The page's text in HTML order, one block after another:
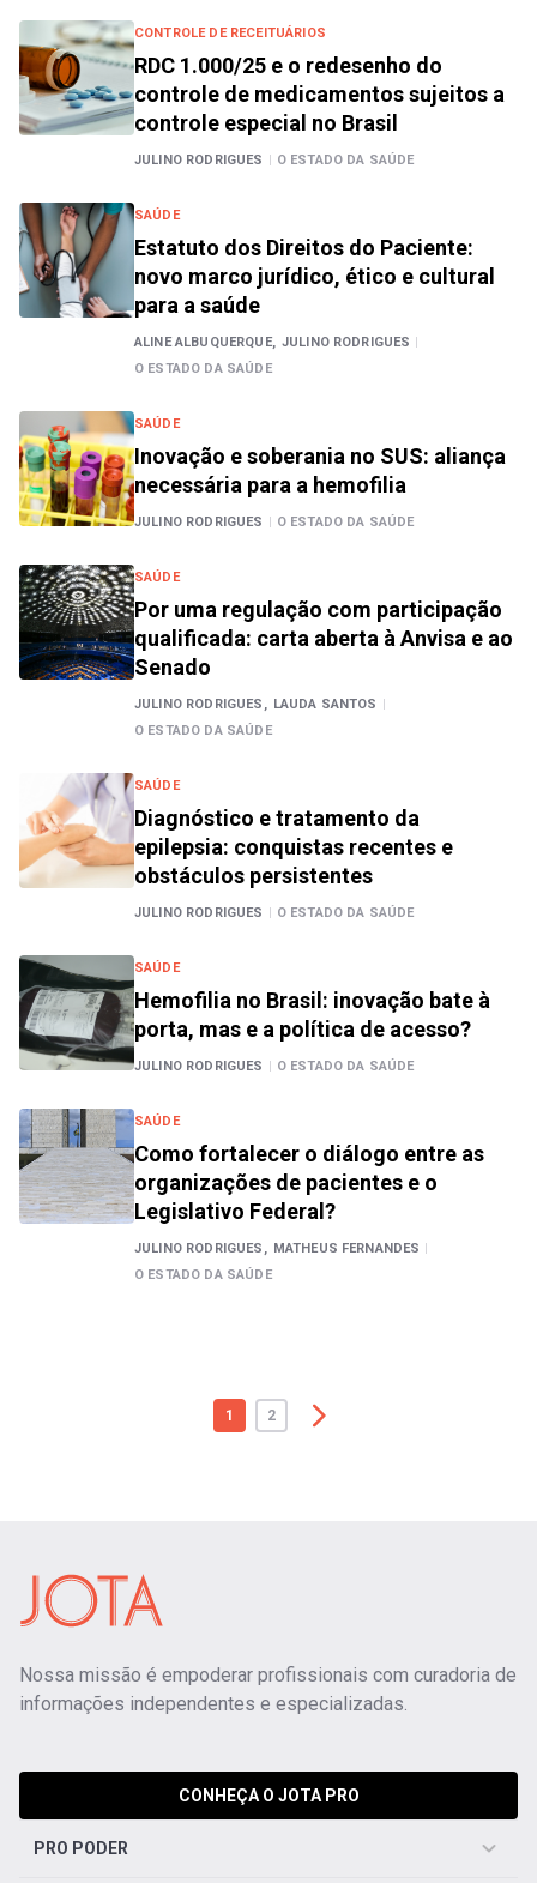
CONTROLE DE RECEITUÁRIOS
RDC 1.000/25 e o redesenho do
controle de medicamentos sujeitos a
controle especial no Brasil
JULINO RODRIGUES | O ESTADO DA SAÚDE
SAÚDE
Estatuto dos Direitos do Paciente:
novo marco jurídico, ético e cultural
para a saúde
ALINE ALBUQUERQUE, JULINO RODRIGUES |
O ESTADO DA SAÚDE
SAÚDE
Inovação e soberania no SUS: aliança
necessária para a hemofilia
JULINO RODRIGUES | O ESTADO DA SAÚDE
SAÚDE
Por uma regulação com participação
qualificada: carta aberta à Anvisa e ao
Senado
JULINO RODRIGUES, LAUDA SANTOS |
O ESTADO DA SAÚDE
SAÚDE
Diagnóstico e tratamento da
epilepsia: conquistas recentes e
obstáculos persistentes
JULINO RODRIGUES | O ESTADO DA SAÚDE
SAÚDE
Hemofilia no Brasil: inovação bate à
porta, mas e a política de acesso?
JULINO RODRIGUES | O ESTADO DA SAÚDE
SAÚDE
Como fortalecer o diálogo entre as
organizações de pacientes e o
Legislativo Federal?
JULINO RODRIGUES, MATHEUS FERNANDES |
O ESTADO DA SAÚDE
1 2
Nossa missão é empoderar profissionais com curadoria de
informações independentes e especializadas.
CONHEÇA O JOTA PRO
PRO PODER